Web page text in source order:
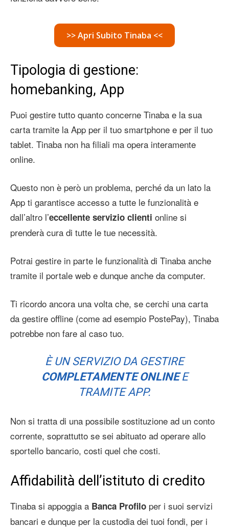
>> Apri Subito Tinaba <<
Tipologia di gestione:
homebanking, App
Puoi gestire tutto quanto concerne Tinaba e la sua
carta tramite la App per il tuo smartphone e per il tuo
tablet. Tinaba non ha filiali ma opera interamente
online.
Questo non è però un problema, perché da un lato la
App ti garantisce accesso a tutte le funzionalità e
dall’altro l’eccellente servizio clienti online si
prenderà cura di tutte le tue necessità.
Potrai gestire in parte le funzionalità di Tinaba anche
tramite il portale web e dunque anche da computer.
Ti ricordo ancora una volta che, se cerchi una carta
da gestire offline (come ad esempio PostePay), Tinaba
potrebbe non fare al caso tuo.
È UN SERVIZIO DA GESTIRE
COMPLETAMENTE ONLINEE
TRAMITE APP.
Non si tratta di una possibile sostituzione ad un conto
corrente, soprattutto se sei abituato ad operare allo
sportello bancario, costi quel che costi.
Affidabilità dell’istituto di credito
Tinaba si appoggia a Banca Profilo per i suoi servizi
bancari e dunque per la custodia dei tuoi fondi, per i